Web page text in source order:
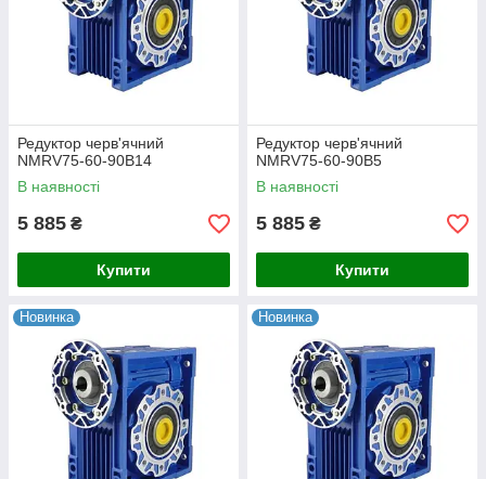
Редуктор черв'ячний
NMRV75-60-90B14
В наявності
5 885 ₴
Купити
Редуктор черв'ячний
NMRV75-60-90B5
В наявності
5 885 ₴
Купити
Новинка Новинка